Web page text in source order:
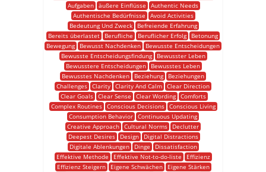
Aufgaben äußere Einflüsse
Authentic Needs
Authentische Bedürfnisse
Avoid Activities
Bedeutung Und Zweck
Befreiende Erfahrung
Bereits überlastet
Berufliche Beruflicher Erfolg
Betonung
Bewegung
Bewusst Nachdenken
Bewusste Entscheidungen
Bewusste Entscheidungsfindung
Bewusster Leben
Bewusstere Entscheidungen
Bewusstes Leben
Bewusstes Nachdenken
Beziehung
Beziehungen
Challenges Clarity Clarity And Calm Clear Direction
Clear Goals
Clear Sense Clear Wording
Comforts
Complex Routines
Conscious Decisions
Conscious Living
Consumption Behavior Continuous Updating
Creative Approach Cultural Norms
Declutter
Deepest Desires
Design
Digital Distractions
Digitale Ablenkungen
Dinge
Dissatisfaction
Effektive Methode
Effektive Not-to-do-liste
Effizienz
Effizienz Steigern
Eigene Schwächen
Eigene Stärken